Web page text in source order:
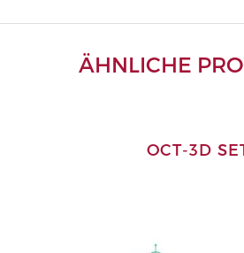
ÄHNLICHE
OCT-3D